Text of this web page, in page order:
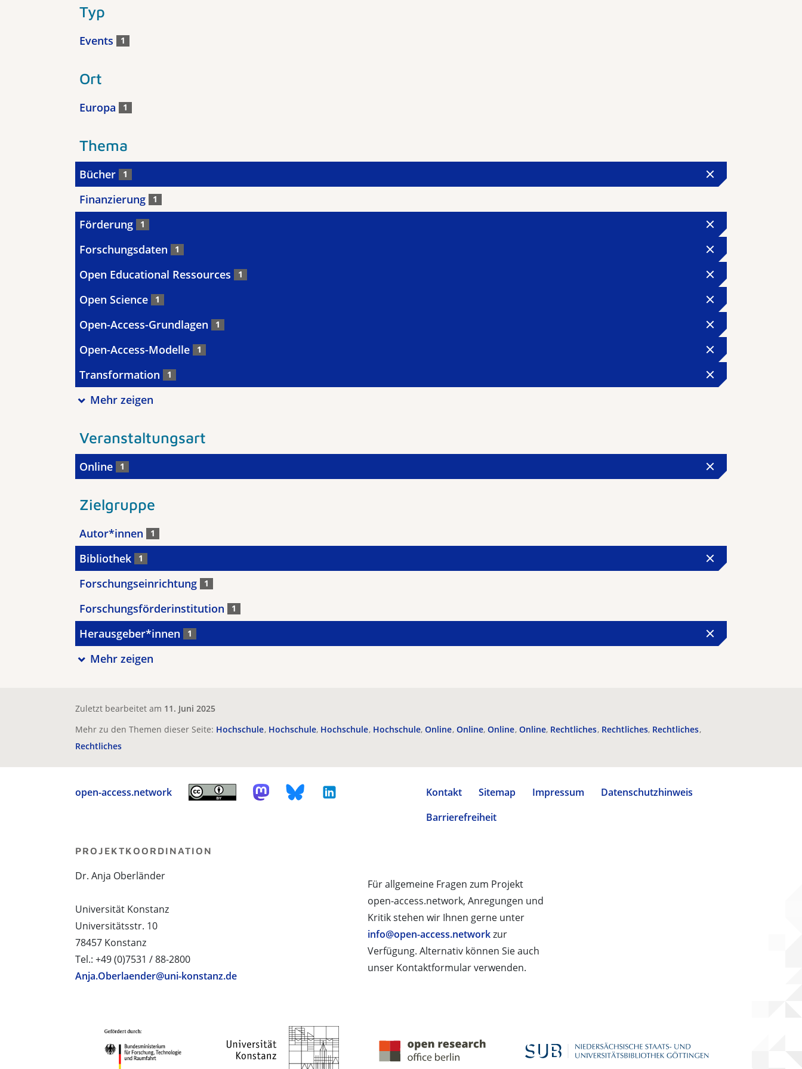
Typ
Events 1
Ort
Europa 1
Thema
Bücher 1
Finanzierung 1
Förderung 1
Forschungsdaten 1
Open Educational Ressources 1
Open Science 1
Open-Access-Grundlagen 1
Open-Access-Modelle 1
Transformation 1
Mehr zeigen
Veranstaltungsart
Online 1
Zielgruppe
Autor*innen 1
Bibliothek 1
Forschungseinrichtung 1
Forschungsförderinstitution 1
Herausgeber*innen 1
Mehr zeigen
Zuletzt bearbeitet am 11. Juni 2025
Mehr zu den Themen dieser Seite: Hochschule Hochschule Hochschule Hochschule Online Online Online Online Rechtliches Rechtliches Rechtliches
Rechtliches
open-access.network Kontakt Sitemap Impressum
Datenschutzhinweis
Barrierefreiheit
Für allgemeine Fragen zum Projekt
open-access.network, Anregungen und
Kritik stehen wir Ihnen gerne unter
info@open-access.networkzur
Verfügung. Alternativ können Sie auch
unser Kontaktformular verwenden.
PROJEKTKOORDINATION
Dr. Anja Oberländer
Universität Konstanz
Universitätsstr. 10
78457 Konstanz
Tel.: +49 (0)7531 / 88-2800
Anja.Oberlaender@uni-konstanz.de